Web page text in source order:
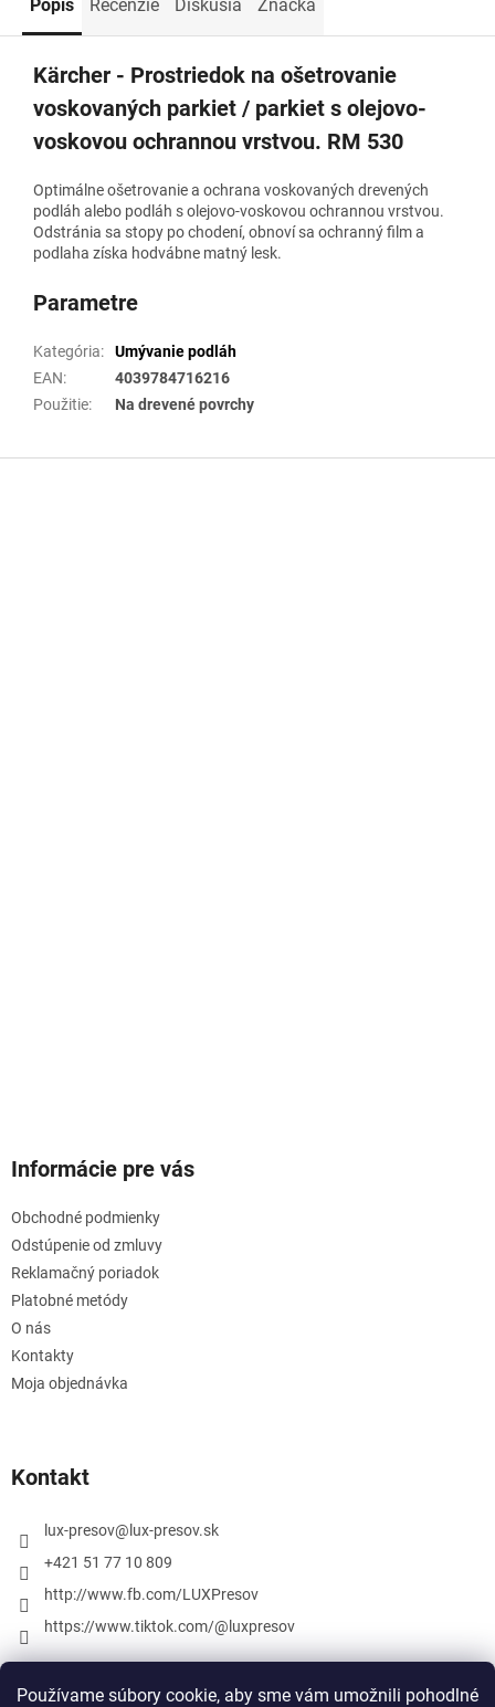
Používame súbory cookie, aby sme vám umožnili pohodlné
Popis Recenzie Diskusia Značka
Kärcher - Prostriedok na ošetrovanie
voskovaných parkiet / parkiet s olejovo-
voskovou ochrannou vrstvou. RM 530
Optimálne ošetrovanie a ochrana voskovaných drevených
podláh alebo podláh s olejovo-voskovou ochrannou vrstvou.
Odstránia sa stopy po chodení, obnoví sa ochranný film a
podlaha získa hodvábne matný lesk.
Parametre
Kategória:
Umývanie podláh
EAN:
4039784716216
Použitie: Na drevené povrchy
Informácie pre vás
Obchodné podmienky
Odstúpenie od zmluvy
Reklamačný poriadok
Platobné metódy
O nás
Kontakty
Moja objednávka
Kontakt
lux-presov@ lux-presov.sk
+421 51 77 10 809
http://www.fb.com/LUXPresov
https://www.tiktok.com/@luxpresov